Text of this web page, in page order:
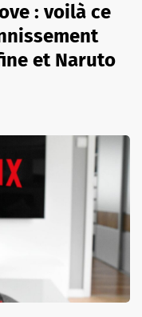
: voilà ce
et Naruto